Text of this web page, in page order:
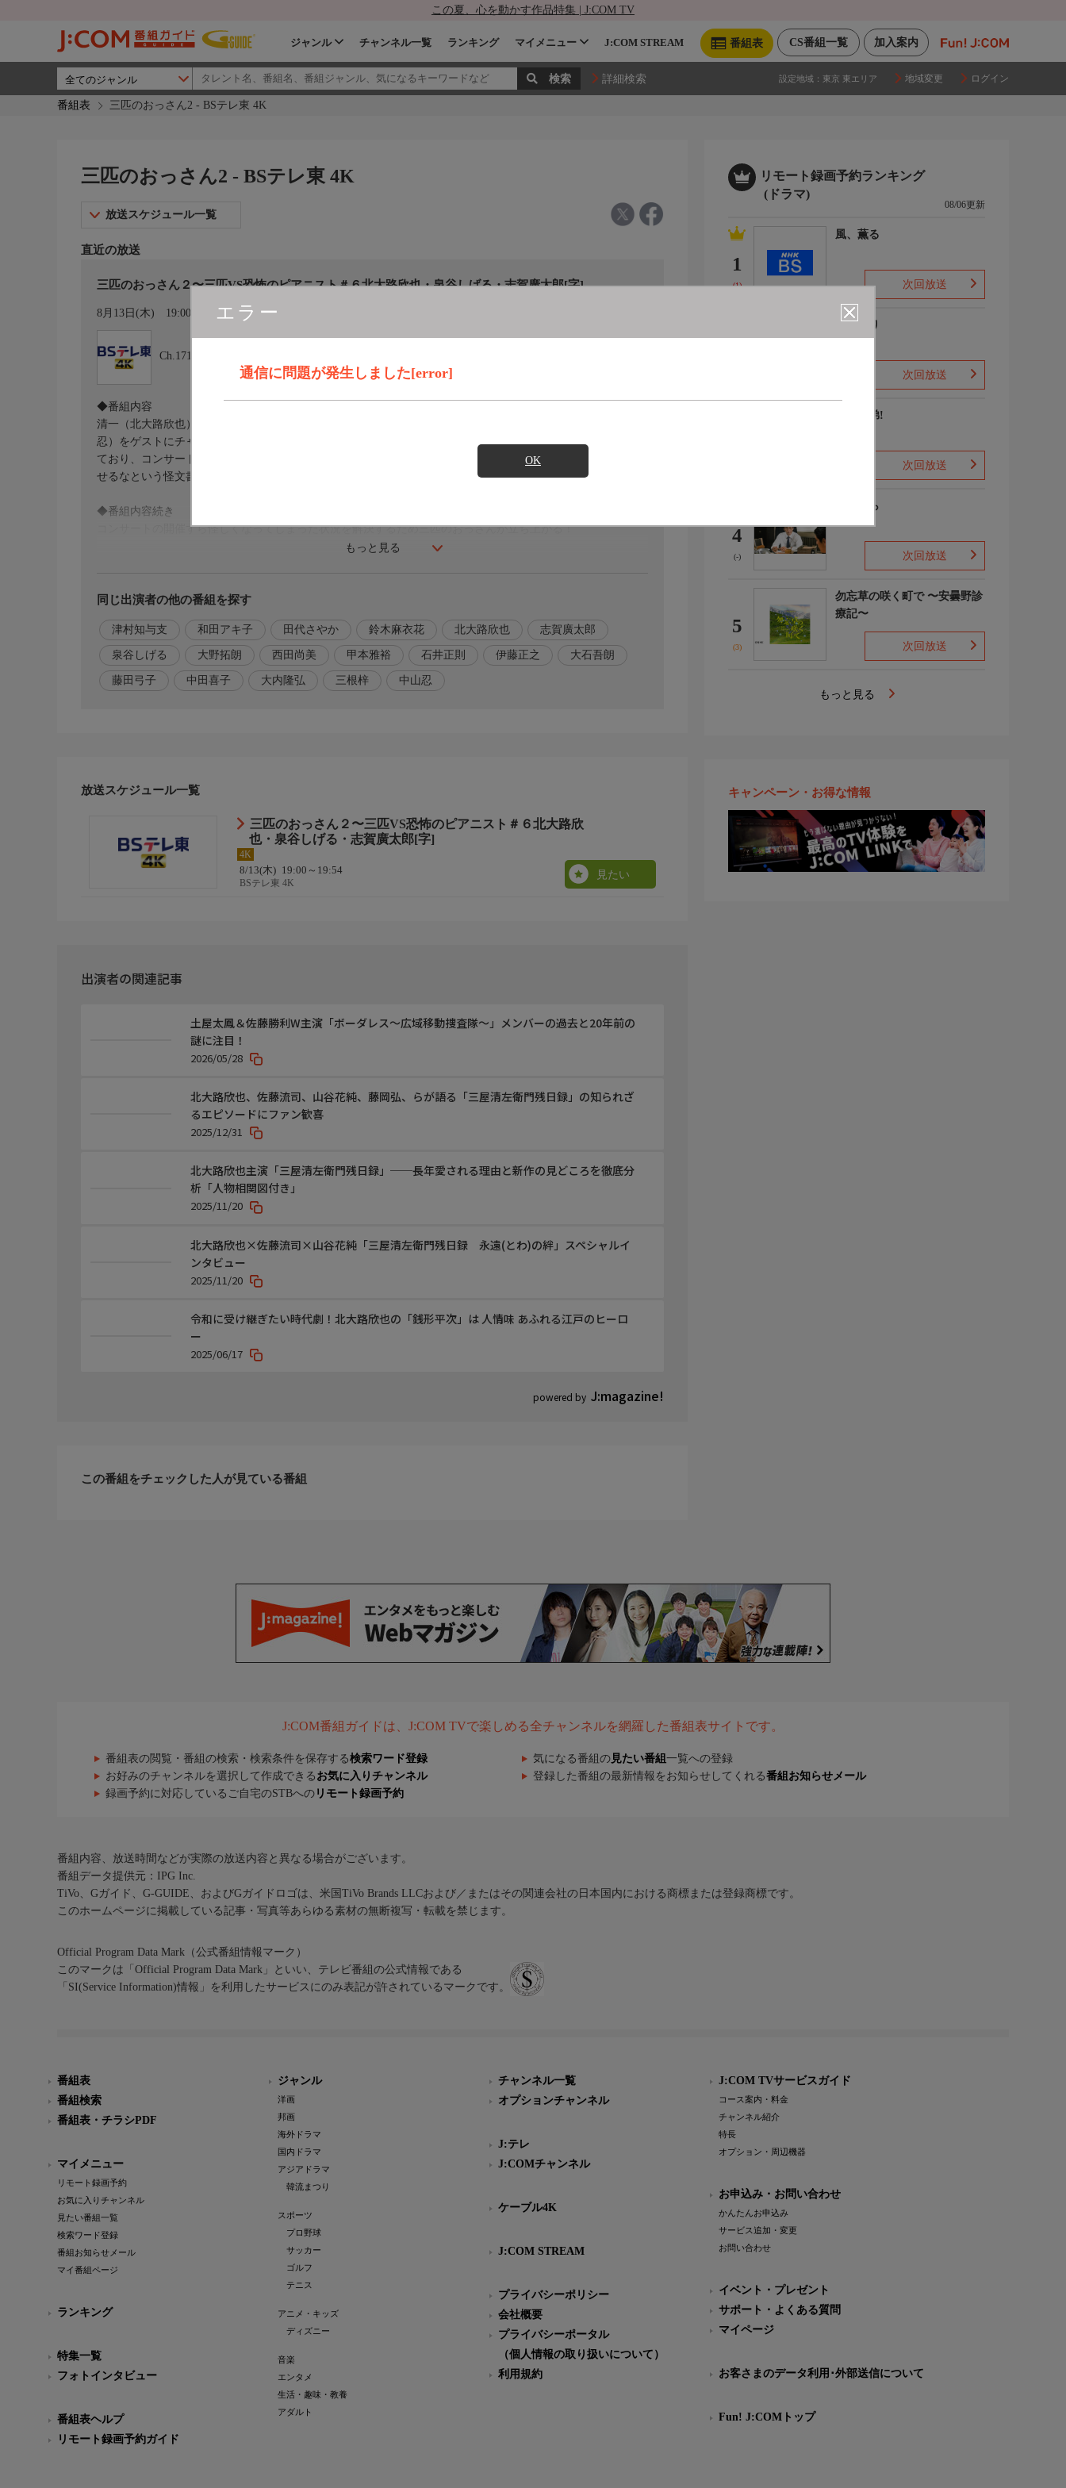
この夏、心を動かす作品特集 | J:COM TV
加入案内
CS番組一覧
番組表
ジャンル チャンネル一覧 ランキング マイメニュー J:COM STREAM
詳細検索 設定地域： 東京 東エリア 地域変更 ログイン
番組表 三匹のおっさん2 - BSテレ東 4K
エラー
通信に問題が発生しました[error]
OK
三匹のおっさん2 - BSテレ東 4K
放送スケジュール一覧
直近の放送
三匹のおっさん２〜三匹VS恐怖のピアニスト＃６北大路欣也・泉谷しげる・志賀廣太郎[字]
8月13日(木) 19:00〜19:54 カレンダー登録
Ch.171
もっと見る
◆番組内容
清一（北大路欣也）たち三匹のおっさんの町では、市民オーケストラが、有名なピアニストの黒田寛子（中山
忍）をゲストにチャリティコンサートを行うことになった。しかし、その黒田は他の団員たちと何度も衝突し
ており、コンサートの成功を誰もが危ぶんでいた。そんな時、指揮者の野尻（石井正則）宛に、黒田を出演さ
せるなという怪文書が届く。
◆番組内容続き
コンサートの開催すら怪しくなってしまった状況を解決するため三匹のおっさんが立ち上がる！
立花重雄…泉谷しげる
清田祐希…大野拓朗
有村早苗…三根梓
清田貴子…西田尚美
清田健児…甲本雅裕
黒田寛子…中山忍
椛島…大石吾朗
田坂…田代さやか
◆原作脚本監督
【脚本】赤澤ムック、清水しおり
【主題歌】和田アキ子「晴レルヤ」
(テイチクエンタテインメント・ユニオンレコード)
この番組は、ＢＳテレ東（２Ｋ）放送番組を４Ｋにアップコンバートして放送しています。
同じ出演者の他の番組を探す
津村知与支 和田アキ子 田代さやか 鈴木麻衣花 北大路欣也 志賀廣太郎
泉谷しげる 大野拓朗 西田尚美 甲本雅裕 石井正則 伊藤正之 大石吾朗
藤田弓子 中田喜子 大内隆弘 三根梓 中山忍
放送スケジュール一覧
三匹のおっさん２〜三匹VS恐怖のピアニスト＃６北大路欣
也・泉谷しげる・志賀廣太郎[字]
4K
8/13(木) 19:00～19:54
BSテレ東 4K
見たい
出演者の関連記事
powered by J:magazine!
土屋太鳳＆佐藤勝利W主演「ボーダレス〜広域移動捜査隊〜」メンバーの過去と20年前の
謎に注目！
2026/05/28
北大路欣也、佐藤流司、山谷花純、藤岡弘、らが語る「三屋清左衛門残日録」の知られざ
るエピソードにファン歓喜
2025/12/31
北大路欣也主演「三屋清左衛門残日録」──長年愛される理由と新作の見どころを徹底分
析「人物相関図付き」
2025/11/20
北大路欣也×佐藤流司×山谷花純「三屋清左衛門残日録 永遠(とわ)の絆」スペシャルイ
ンタビュー
2025/11/20
令和に受け継ぎたい時代劇！北大路欣也の「銭形平次」は 人情味 あふれる江戸のヒーロ
ー
2025/06/17
この番組をチェックした人が見ている番組
リモート録画予約ランキング
(ドラマ)
08/06更新
1
(1)
風、薫る
次回放送
ひまわり
次回放送
豊臣兄弟!
次回放送
4
(-)
笹まくら
次回放送
5
(3)
勿忘草の咲く町で 〜安曇野診
療記〜
次回放送
もっと見る
キャンペーン・お得な情報
J:COM番組ガイドは、J:COM TVで楽しめる全チャンネルを網羅した番組表サイトです。
番組表の閲覧・番組の検索・検索条件を保存する検索ワード登録 気になる番組の 見たい番組 一覧への登録
お好みのチャンネルを選択して作成できる お気に入りチャンネル 登録した番組の最新情報をお知らせしてくれる番組お知らせメール
録画予約に対応しているご自宅のSTBへの リモート録画予約
番組内容、放送時間などが実際の放送内容と異なる場合がございます。
番組データ提供元：IPG Inc.
TiVo、Gガイド、G-GUIDE、およびGガイドロゴは、米国TiVo Brands LLCおよび／またはその関連会社の日本国内における商標または登録商標です。
このホームページに掲載している記事・写真等あらゆる素材の無断複写・転載を禁じます。
Official Program Data Mark（公式番組情報マーク）
このマークは「Official Program Data Mark」といい、テレビ番組の公式情報である
「SI(Service Information)情報」を利用したサービスにのみ表記が許されているマークです。
番組表
番組検索
番組表・チラシPDF
マイメニュー
リモート録画予約
お気に入りチャンネル
見たい番組一覧
検索ワード登録
番組お知らせメール
マイ番組ページ
ランキング
特集一覧
フォトインタビュー
番組表ヘルプ
リモート録画予約ガイド
ジャンル
洋画
邦画
海外ドラマ
国内ドラマ
アジアドラマ
韓流まつり
スポーツ
プロ野球
サッカー
ゴルフ
テニス
アニメ・キッズ
ディズニー
音楽
エンタメ
生活・趣味・教養
アダルト
チャンネル一覧
オプションチャンネル
J:テレ
J:COMチャンネル
ケーブル4K
J:COM STREAM
プライバシーポリシー
会社概要
プライバシーポータル
（個人情報の取り扱いについて）
利用規約
J:COM TVサービスガイド
コース案内・料金
チャンネル紹介
特長
オプション・周辺機器
お申込み・お問い合わせ
かんたんお申込み
サービス追加・変更
お問い合わせ
イベント・プレゼント
サポート・よくある質問
マイページ
お客さまのデータ利用･外部送信について
Fun! J:COMトップ